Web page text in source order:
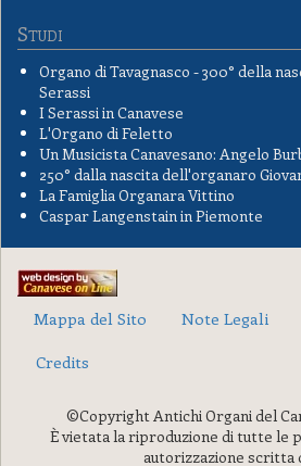
Studi
Organo di Tavagnasco - 300° della
Serassi
I Serassi in Canavese
L'Organo di Feletto
Un Musicista Canavesano: Angelo
250° dalla nascita dell'organaro
La Famiglia Organara Vittino
Caspar Langenstain in Piemonte
Mappa del Sito Note Legali
Credits
©Copyright Antichi Organi del
È vietata la riproduzione di tutte le
autorizzazione scritta